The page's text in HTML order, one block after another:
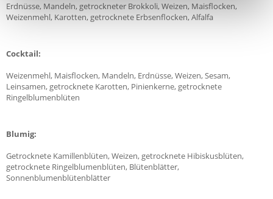
Erdnüsse, Mandeln, getrockneter Brokkoli, Weizen, Maisflocken,
Weizenmehl, Karotten, getrocknete Erbsenflocken, Alfalfa
Cocktail:
Weizenmehl, Maisflocken, Mandeln, Erdnüsse, Weizen, Sesam,
Leinsamen, getrocknete Karotten, Pinienkerne, getrocknete
Ringelblumenblüten
Blumig:
Getrocknete Kamillenblüten, Weizen, getrocknete Hibiskusblüten,
getrocknete Ringelblumenblüten, Blütenblätter,
Sonnenblumenblütenblätter